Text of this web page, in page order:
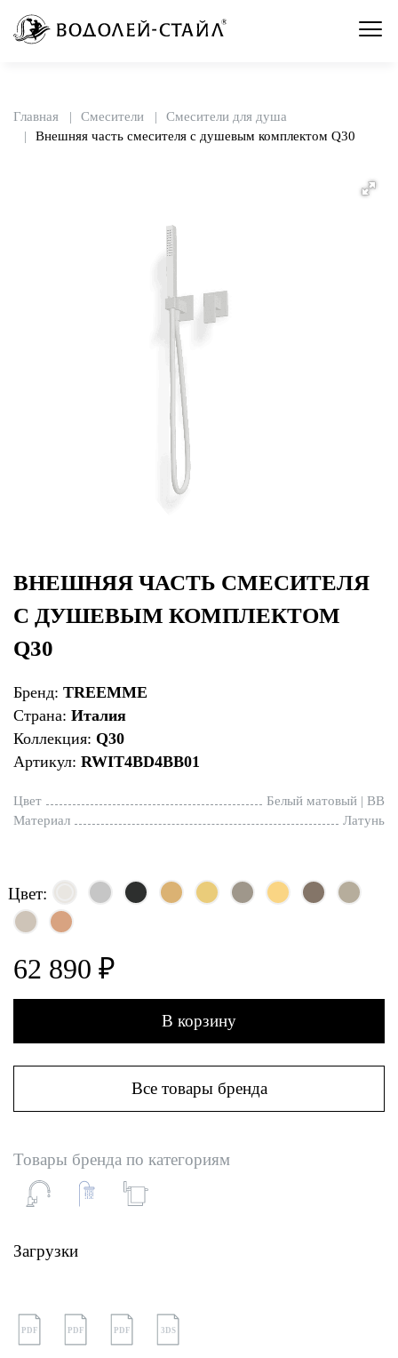
Главная Смесители
Смесители для душа
Внешняя часть смесителя с душевым комплектом Q30
ВНЕШНЯЯ ЧАСТЬ СМЕСИТЕЛЯ
С ДУШЕВЫМ КОМПЛЕКТОМ
Q30
Бренд: TREEMME
Страна: Италия
Коллекция: Q30
Артикул: RWIT4BD4BB01
Цвет
Белый матовый | BB
Материал
Латунь
Цвет:
62 890 ₽
В корзину
Все товары бренда
Товары бренда по категориям
Загрузки
PDF PDF PDF 3DS